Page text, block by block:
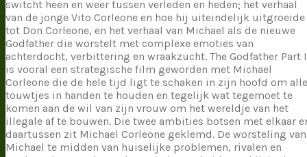
switcht heen en weer tussen verleden en heden; het verhaal
van de jonge Vito Corleone en hoe hij uiteindelijk uitgroeide
tot Don Corleone, en het verhaal van Michael als de nieuwe
Godfather die worstelt met complexe emoties van
achterdocht, verbittering en wraakzucht. The Godfather Part
is vooral een strategische film geworden met Michael
Corleone die de hele tijd ligt te schaken in zijn hoofd om alle
touwtjes in handen te houden en tegelijk wat tegemoet te
komen aan de wil van zijn vrouw om het wereldje van het
illegale af te bouwen. Die twee ambities botsen met elkaar
daartussen zit Michael Corleone geklemd. De worsteling van
Michael te midden van huiselijke problemen, rivalen en